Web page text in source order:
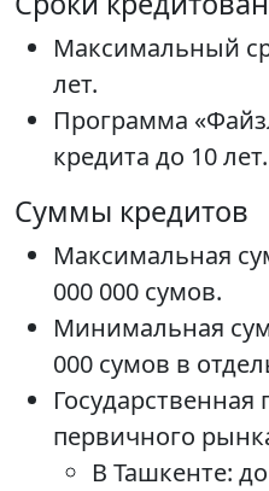
Максимальный
лет.
Программа
кредита до 10 лет.
Суммы кредитов
Максимальная
000 000 сумов.
Минимальная
000 сумов в
первичного
В Ташкенте: